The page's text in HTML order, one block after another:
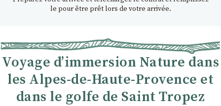
le pour être prêt lors de votre arrivée.
Voyage d’immersion Nature dans
les Alpes-de-Haute-Provence et
dans le golfe de Saint Tropez